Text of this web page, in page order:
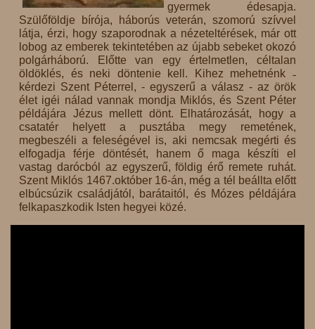
gyermek édesapja.
Szülőföldje bírója, háborús veterán, szomorú szívvel
látja, érzi, hogy szaporodnak a nézeteltérések, már ott
lobog az emberek tekintetében az újabb sebeket okozó
polgárháború. Előtte van egy értelmetlen, céltalan
öldöklés, és neki döntenie kell. Kihez mehetnénk ˗
kérdezi Szent Péterrel, - egyszerű a válasz - az örök
élet igéi nálad vannak mondja Miklós, és Szent Péter
példájára Jézus mellett dönt. Elhatározását, hogy a
csatatér helyett a pusztába megy remetének,
megbeszéli a feleségével is, aki nemcsak megérti és
elfogadja férje döntését, hanem ő maga készíti el
vastag darócból az egyszerű, földig érő remete ruhát.
Szent Miklós 1467.október 16-án, még a tél beállta előtt
elbúcsúzik családjától, barátaitól, és Mózes példájára
felkapaszkodik Isten hegyei közé.